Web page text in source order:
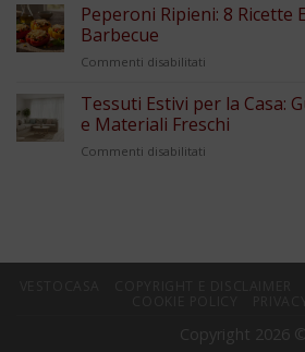
Peperoni Ripieni: 8 Ricette
Barbecue
Commenti disabilitati
Ripieni:
Ricette
Tessuti Estivi per la Casa:
e Materiali Freschi
Commenti disabilitati
Guida
e
Copyright 2026